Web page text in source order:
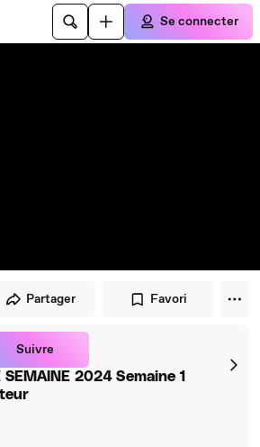
Se connecter
Partager Favori
Suivre
SEMAINE 2024 Semaine 1